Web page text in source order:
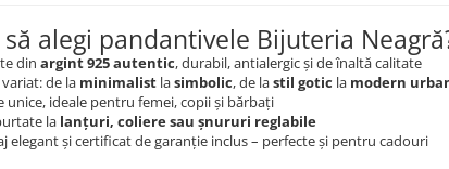
să alegi pandantivele Bijuteria
din argint 925 autentic, durabil, antialergic și de înaltă calitate
de la minimalist lasimbolic, de lastil gotic la modern
unice, ideale pentru femei, copii și bărbați
la lanțuri, coliere sau șnururi reglabile
elegant și certificat de garanție inclus – perfecte și pentru cadouri